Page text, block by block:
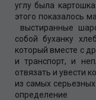
углу была
этого показалось
выстиранные
собой буханку
который вместе с
и транспорт, и
отвязать и увести
из самых
определение